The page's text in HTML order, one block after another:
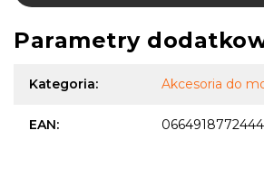
Parametry
Kategoria: Akcesoria do
EAN: 0664918772444